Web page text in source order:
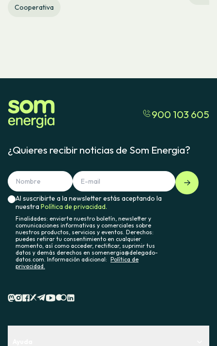
Cooperativa
900 103 605
¿Quieres recibir noticias de Som Energia?
Al suscribirte a la newsletter estás aceptando la
nuestraPolítica de privacidad.
Finalidades: enviarte nuestro boletín, newsletter y
comunicaciones informativas y comerciales sobre
nuestros productos, servicios y eventos. Derechos:
puedes retirar tu consentimiento en cualquier
momento, así como acceder, rectificar, suprimir tus
datos y demás derechos en somenergia@delegado-
datos.com. Información adicional: Política de
privacidad.